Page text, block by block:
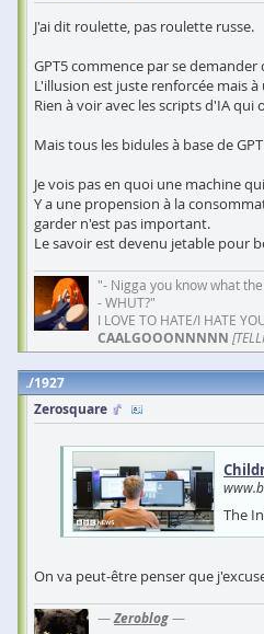
J'ai dit roulette, pas roulette russe.
GPT5 commence par se
L'illusion est juste renforcée mais
Rien à voir avec les scripts d'IA
Mais tous les bidules à base de
Je vois pas en quoi une machine
Y a une propension à la
garder n'est pas important.
Le savoir est devenu jetable pour
"- Nigga you know what
- WHUT?"
I LOVE TO HATE/I HATE
CAALGOOONNNNN
1927
Zerosquare
The
On va peut-être penser que
—Zeroblog—